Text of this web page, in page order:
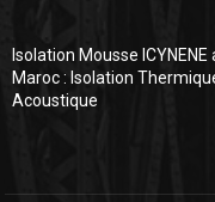
Isolation Mousse ICYNENE
Maroc : Isolation
Acoustique